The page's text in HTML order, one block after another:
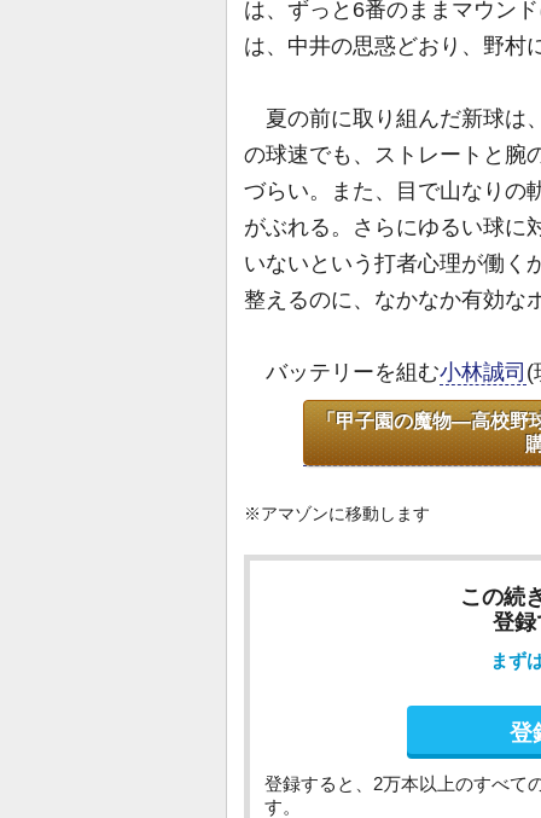
は、ずっと6番のままマウン
は、中井の思惑どおり、野村
夏の前に取り組んだ新球は
の球速でも、ストレートと腕
づらい。また、目で山なりの
がぶれる。さらにゆるい球に
いないという打者心理が働く
整えるのに、なかなか有効な
バッテリーを組む小林誠司 (
「甲子園の魔物―高校野
※アマゾンに移動します
この続
登録
まず
登
登録すると、2万本以上のすべて
す。